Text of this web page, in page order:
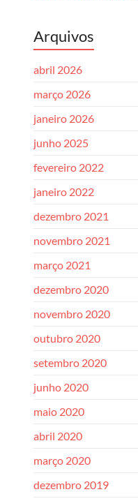
Arquivos
abril 2026
março 2026
janeiro 2026
junho 2025
fevereiro 2022
janeiro 2022
dezembro 2021
novembro 2021
março 2021
dezembro 2020
novembro 2020
outubro 2020
setembro 2020
junho 2020
maio 2020
abril 2020
março 2020
dezembro 2019